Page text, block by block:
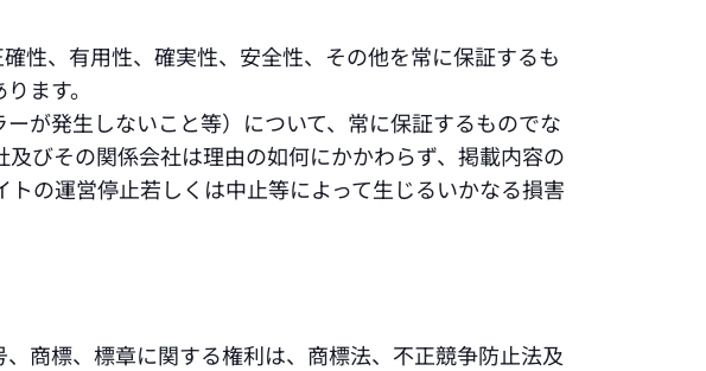
性、有用性、確実性、安全性、その他を常に保証するも
ます。
が発生しないこと等）について、常に保証するものでな
びその関係会社は理由の如何にかかわらず、掲載内容の
の運営停止若しくは中止等によって生じるいかなる損害
商標、標章に関する権利は、商標法、不正競争防止法及